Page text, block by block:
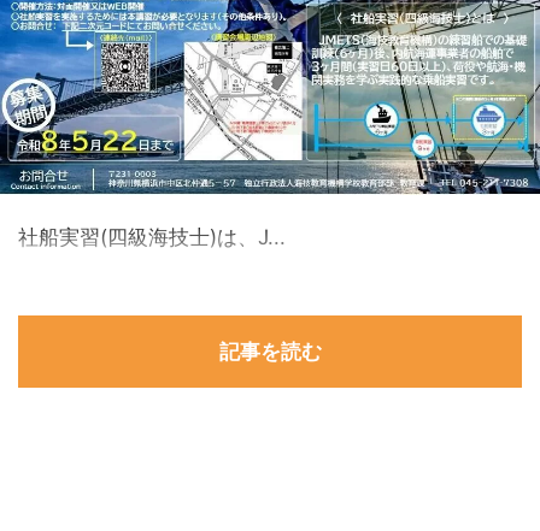
社船実習(四級海技士)は、J...
記事を読む